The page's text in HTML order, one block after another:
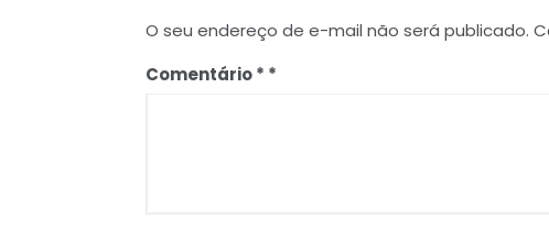
O seu endereço de e-mail não será publicado.
Comentário*